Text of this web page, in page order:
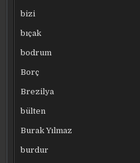
bizi
bıçak
bodrum
Borç
Brezilya
bülten
Burak Yılmaz
burdur